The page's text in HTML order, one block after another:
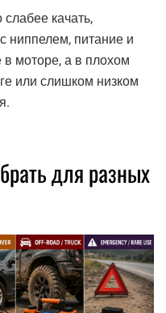
качать,
ниппелем, питание и
моторе, а в плохом
или слишком низком
для разных